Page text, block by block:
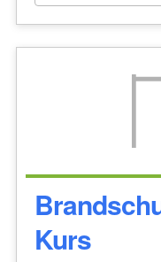
Kurs